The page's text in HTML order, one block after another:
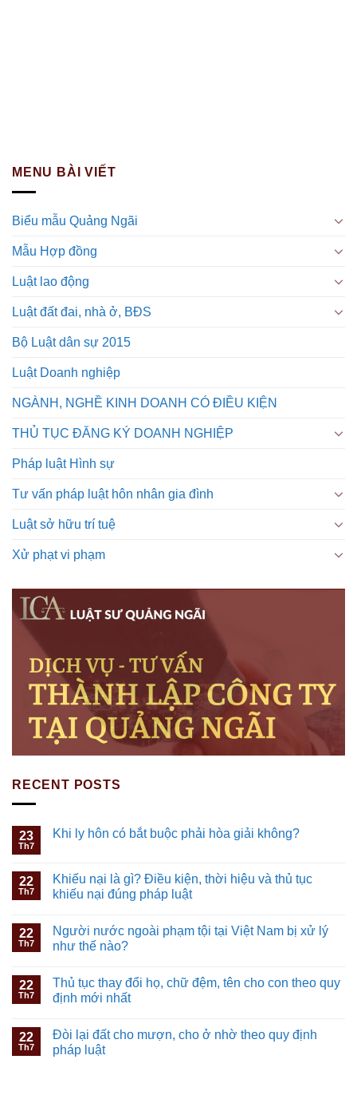
MENU BÀI VIẾT
Biểu mẫu Quảng Ngãi
Mẫu Hợp đồng
Luật lao động
Luật đất đai, nhà ở, BĐS
Bộ Luật dân sự 2015
Luật Doanh nghiệp
NGÀNH, NGHỀ KINH DOANH CÓ ĐIỀU KIỆN
THỦ TỤC ĐĂNG KÝ DOANH NGHIỆP
Pháp luật Hình sự
Tư vấn pháp luật hôn nhân gia đình
Luật sở hữu trí tuệ
Xử phạt vi phạm
RECENT POSTS
23
Th7
Khi ly hôn có bắt buộc phải hòa giải không?
22
Th7
Khiếu nại là gì? Điều kiện, thời hiệu và thủ tục
khiếu nại đúng pháp luật
22
Th7
Người nước ngoài phạm tội tại Việt Nam bị xử lý
như thế nào?
22
Th7
Thủ tục thay đổi họ, chữ đệm, tên cho con theo quy
định mới nhất
22
Th7
Đòi lại đất cho mượn, cho ở nhờ theo quy định
pháp luật